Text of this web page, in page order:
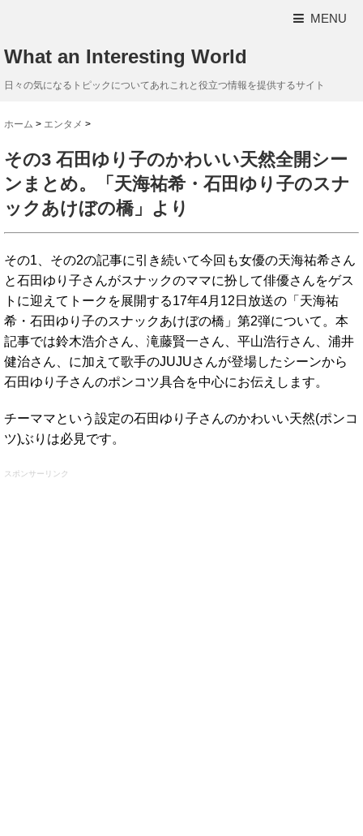
MENU
What an Interesting World
日々の気になるトピックについてあれこれと役立つ情報を提供するサイト
ホーム > エンタメ >
その3 石田ゆり子のかわいい天然全開シー
ンまとめ。「天海祐希・石田ゆり子のスナ
ックあけぼの橋」より
その1、その2の記事に引き続いて今回も女優の天海祐希さん
と石田ゆり子さんがスナックのママに扮して俳優さんをゲス
トに迎えてトークを展開する17年4月12日放送の「天海祐
希・石田ゆり子のスナックあけぼの橋」第2弾について。本
記事では鈴木浩介さん、滝藤賢一さん、平山浩行さん、浦井
健治さん、に加えて歌手のJUJUさんが登場したシーンから
石田ゆり子さんのポンコツ具合を中心にお伝えします。
チーママという設定の石田ゆり子さんのかわいい天然(ポンコ
ツ)ぶりは必見です。
スポンサーリンク